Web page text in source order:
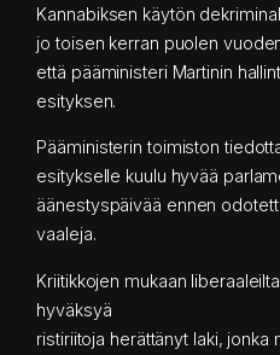
Kannabiksen käytön
jo toisen kerran puolen
että pääministeri Martinin
esityksen.
Pääministerin toimiston
esitykselle kuulu hyvää
äänestyspäivää ennen
vaaleja.
Kriitikkojen mukaan
hyväksyä
ristiriitoja herättänyt laki, jonka